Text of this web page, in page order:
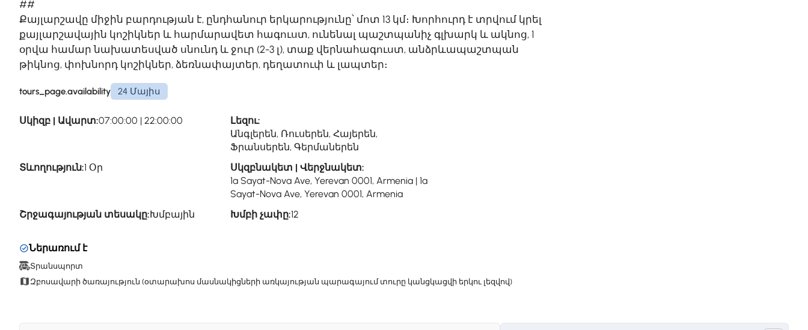
##
Քայլարշավը միջին բարդության է, ընդհանուր երկարությունը՝ մոտ 13 կմ։ Խորհուրդ է տրվում կրել
քայլարշավային կոշիկներ և հարմարավետ հագուստ, ունենալ պաշտպանիչ գլխարկ և ակնոց, 1
օրվա համար նախատեսված սնունդ և ջուր (2-3 լ), տաք վերնահագուստ, անձրևապաշտպան
թիկնոց, փոխնորդ կոշիկներ, ձեռնափայտեր, դեղատուփ և լապտեր։
tours_page.availability 24 Մայիս
Սկիզբ | Ավարտ:07:00:00 | 22:00:00
Լեզու:
Անգլերեն, Ռուսերեն, Հայերեն,
Ֆրանսերեն, Գերմաներեն
Տևողություն:1 Օր
Սկզբնակետ | Վերջնակետ:
1a Sayat-Nova Ave, Yerevan 0001, Armenia | 1a
Sayat-Nova Ave, Yerevan 0001, Armenia
Շրջագայության տեսակը:Խմբային Խմբի չափը:12
Ներառում է
Տրանսպորտ
Զբոսավարի ծառայություն (օտարախոս մասնակիցների առկայության պարագայում տուրը կանցկացվի երկու լեզվով)